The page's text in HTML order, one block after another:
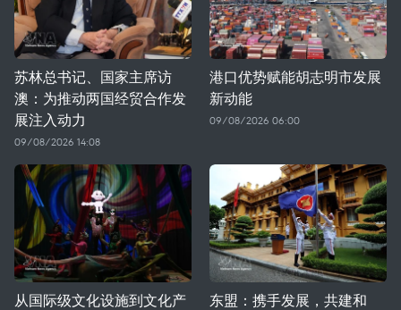
苏林总书记、国家主席访
澳：为推动两国经贸合作发
展注入动力
09/08/2026 14:08
港口优势赋能胡志明市发展
新动能
09/08/2026 06:00
从国际级文化设施到文化产
东盟：携手发展，共建和